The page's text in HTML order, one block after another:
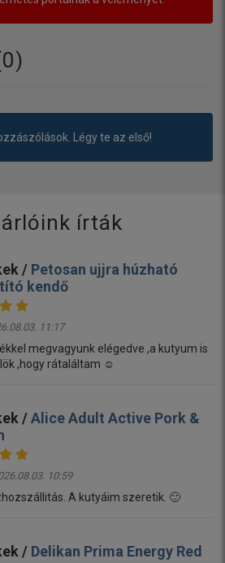
0)
Légy te az első!
írták
/ Petosan ujjra húzható
kendő
11:17
megvagyunk elégedve ,a kutyum is
,hogy rátaláltam ☺️
/Alice Adult Active Pork &
10:59
A kutyáim szeretik. 🙂
/ Delikan Prima Energy Red